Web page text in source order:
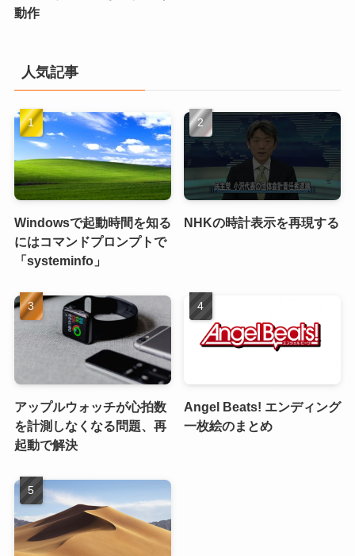
動作
人気記事
Windowsで起動時間を知る
にはコマンドプロンプトで
「systeminfo」
NHKの時計表示を再現する
アップルウォッチが心拍数
を計測しなくなる問題、再
起動で解決
Angel Beats! エンディング
一枚絵のまとめ